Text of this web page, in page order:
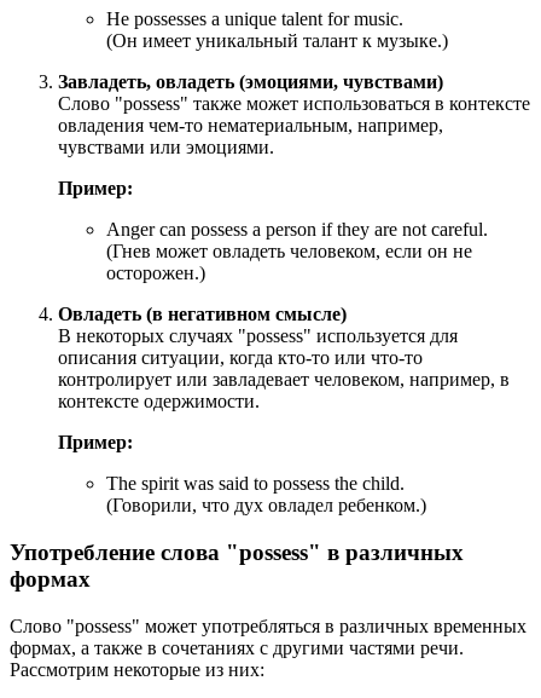
He possesses a unique talent for music.
(Он имеет уникальный талант к музыке.)
Завладеть, овладеть (эмоциями, чувствами)
Слово "possess" также может использоваться в контексте
овладения чем-то нематериальным, например,
чувствами или эмоциями.
Пример:
Anger can possess a person if they are not careful.
(Гнев может овладеть человеком, если он не
осторожен.)
Овладеть (в негативном смысле)
В некоторых случаях "possess" используется для
описания ситуации, когда кто-то или что-то
контролирует или завладевает человеком, например, в
контексте одержимости.
Пример:
The spirit was said to possess the child.
(Говорили, что дух овладел ребенком.)
Употребление слова "possess" в различных
формах
Слово "possess" может употребляться в различных временных
формах, а также в сочетаниях с другими частями речи.
Рассмотрим некоторые из них: